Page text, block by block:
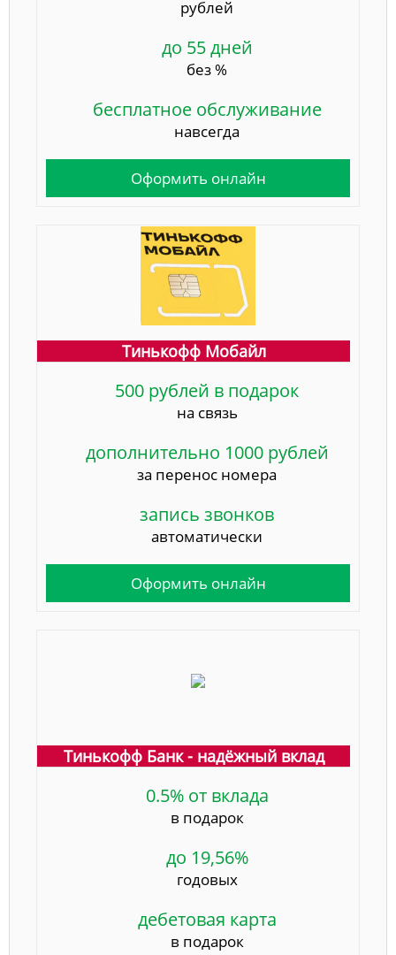
рублей
до 55 дней
без %
бесплатное обслуживание
навсегда
Оформить онлайн
Тинькофф Мобайл
500 рублей в подарок
на связь
дополнительно 1000 рублей
за перенос номера
запись звонков
автоматически
Оформить онлайн
Тинькофф Банк - надёжный вклад
0.5% от вклада
в подарок
до 19,56%
годовых
дебетовая карта
в подарок